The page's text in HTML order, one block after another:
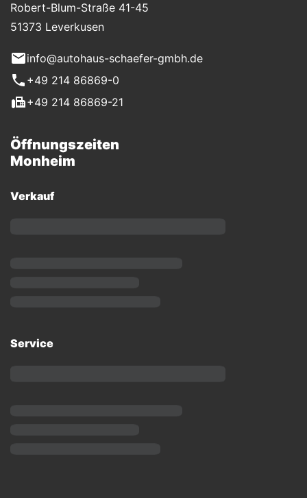
Robert-Blum-Straße 41-45
51373 Leverkusen
info@autohaus-schaefer-gmbh.de
+49 214 86869-0
+49 214 86869-21
Öffnungszeiten
Monheim
Verkauf
Service